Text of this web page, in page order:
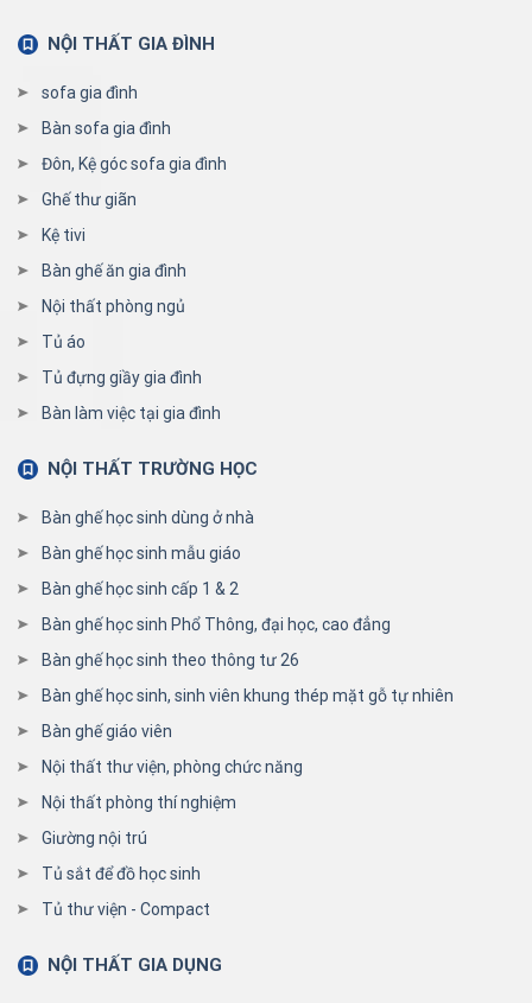
NỘI THẤT GIA ĐÌNH
sofa gia đình
Bàn sofa gia đình
Đôn, Kệ góc sofa gia đình
Ghế thư giãn
Kệ tivi
Bàn ghế ăn gia đình
Nội thất phòng ngủ
Tủ áo
Tủ đựng giầy gia đình
Bàn làm việc tại gia đình
NỘI THẤT TRƯỜNG HỌC
Bàn ghế học sinh dùng ở nhà
Bàn ghế học sinh mẫu giáo
Bàn ghế học sinh cấp 1 & 2
Bàn ghế học sinh Phổ Thông, đại học, cao đẳng
Bàn ghế học sinh theo thông tư 26
Bàn ghế học sinh, sinh viên khung thép mặt gỗ tự nhiên
Bàn ghế giáo viên
Nội thất thư viện, phòng chức năng
Nội thất phòng thí nghiệm
Giường nội trú
Tủ sắt để đồ học sinh
Tủ thư viện - Compact
NỘI THẤT GIA DỤNG